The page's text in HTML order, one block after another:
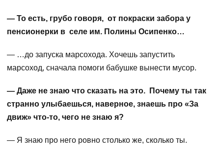
— То есть, грубо говоря, от покраски забора у
пенсионерки в селе им. Полины Осипенко…
— …до запуска марсохода. Хочешь запустить
марсоход, сначала помоги бабушке вынести мусор.
— Даже не знаю что сказать на это. Почему ты так
странно улыбаешься, наверное, знаешь про «За
движ» что-то, чего не знаю я?
— Я знаю про него ровно столько же, сколько ты.